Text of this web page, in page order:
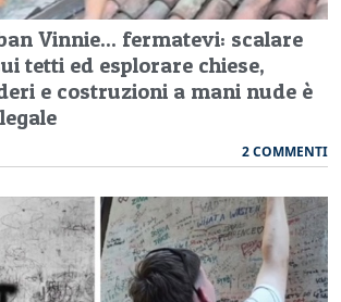
Vinnie... fermatevi: scalare
tetti ed esplorare chiese,
e costruzioni a mani nude è
2 COMMENTI